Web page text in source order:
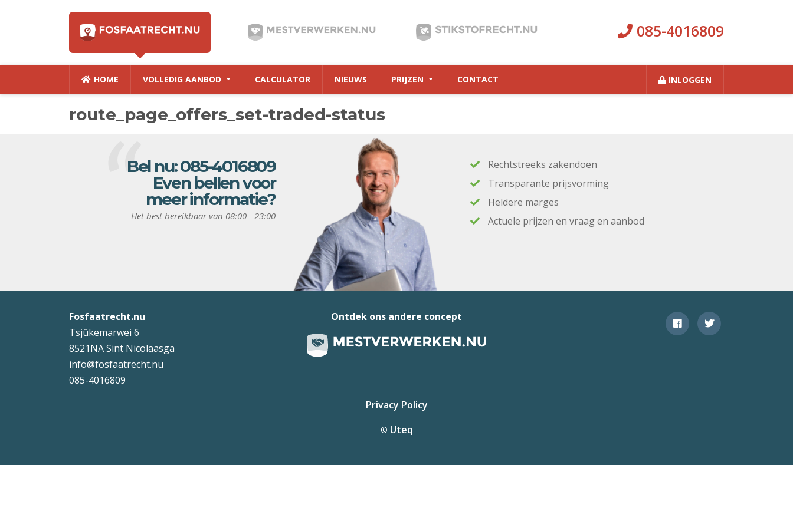
085-4016809
HOME VOLLEDIG AANBOD CALCULATOR NIEUWS PRIJZEN CONTACT INLOGGEN
route_page_offers_set-traded-status
Bel nu:085-4016809
Even bellen voor
meer informatie?
Het best bereikbaar van 08:00 - 23:00
Rechtstreeks zakendoen
Transparante prijsvorming
Heldere marges
Actuele prijzen en vraag en aanbod
Fosfaatrecht.nu
Tsjûkemarwei 6
8521NA Sint Nicolaasga
info@fosfaatrecht.nu
085-4016809
Ontdek ons andere concept
Privacy Policy
© Uteq